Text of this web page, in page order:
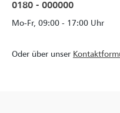
0180 - 000000
Mo-Fr, 09:00 - 17:00 Uhr
Oder über unser